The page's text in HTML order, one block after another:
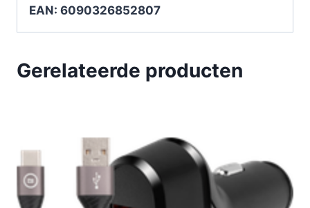
EAN: 6090326852807
Gerelateerde producten